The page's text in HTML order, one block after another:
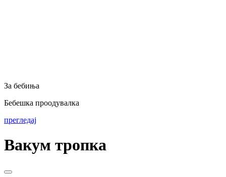
За бебиња
Бебешка проодувалка
прегледај
Вакум тропка